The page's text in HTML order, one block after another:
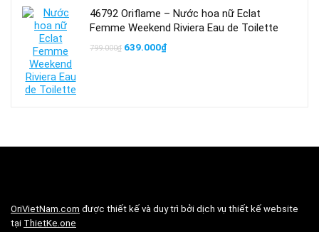
46792 Oriflame – Nước hoa nữ Eclat
Femme Weekend Riviera Eau de Toilette
799.000₫ Giá
639.000₫Giá
OriVietNam.com được thiết kế và duy trì bởi dịch vụ thiết kế website
tại ThietKe.one